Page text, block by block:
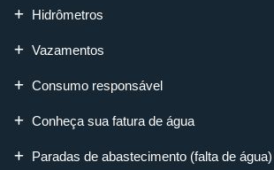
Hidrômetros
Vazamentos
Consumo responsável
Conheça sua fatura de água
Paradas de abastecimento (falta de água)